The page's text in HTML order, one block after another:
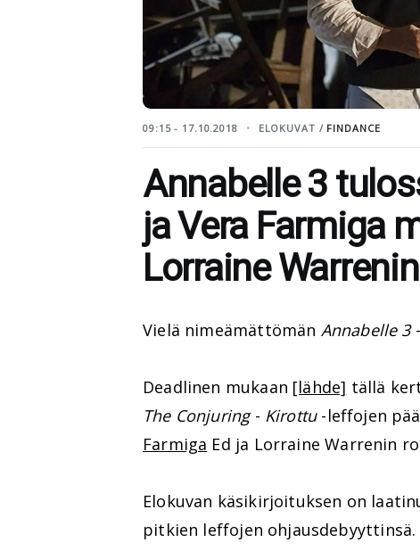
09:15 - 17.10.2018 ELOKUVAT / FINDANCE
Annabelle 3
ja Vera Farmiga
Lorraine
Vielä nimeämättömän Annabelle 3
Deadlinen mukaan [lähde] tällä
The Conjuring- Kirottu-leffojen
Farmiga Ed ja Lorraine Warrenin
Elokuvan käsikirjoituksen on
pitkien leffojen ohjausdebyyttinsä.